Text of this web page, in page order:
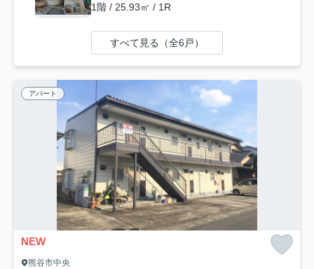
1階 / 25.93㎡ / 1R
すべて見る（全6戸）
アパート
NEW
熊谷市中央